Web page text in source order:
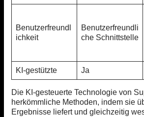
Benutzerfreundl
ichkeit
Benutzerfreundli
che Schnittstelle
KI-gestützte Ja
Die KI-gesteuerte Technologie von
herkömmliche Methoden, indem sie
Ergebnisse liefert und gleichzeitig